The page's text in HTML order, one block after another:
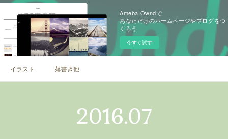
Ameba Owndで
あなただけのホームページやブログをつ
くろう
今すぐ試す
イラスト 落書き他
2016.07